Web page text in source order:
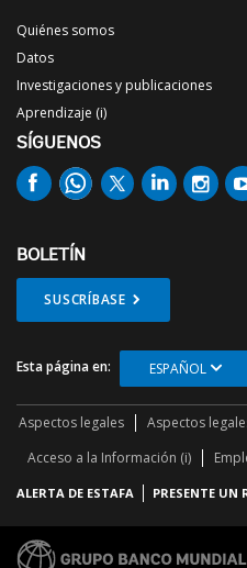
Quiénes somos
Datos
Investigaciones y publicaciones
Aprendizaje (i)
SÍGUENOS
BOLETÍN
SUSCRÍBASE
Esta página en: ESPAÑOL
Aspectos legales Aspectos
Acceso a la Información (i)
ALERTA DE ESTAFA PRESENTE UN